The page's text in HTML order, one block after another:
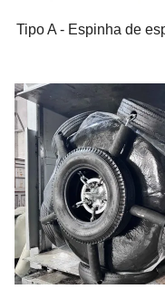
Tipo A - Espinha de